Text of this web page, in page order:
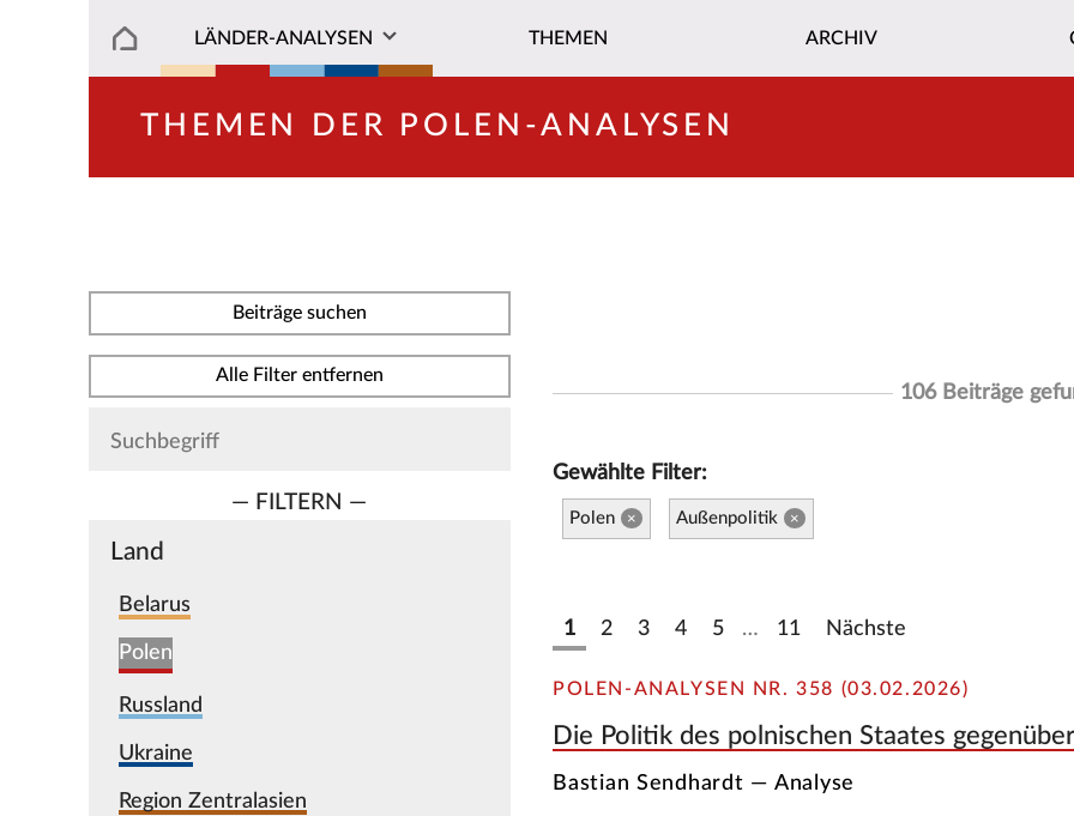
LÄNDER-ANALYSEN THEMEN ARCHIV
THEMEN DER POLEN-ANALYSEN
Beiträge suchen
Alle Filter entfernen
— FILTERN —
Land
Belarus
Polen
Russland
Ukraine
Region Zentralasien
106 Beiträge
Gewählte Filter:
Polen × Außenpolitik ×
1 2 3 4 5 … 11 Nächste
POLEN-ANALYSEN NR. 358 (03.02.2026)
Die Politik des polnischen Staates
Bastian Sendhardt — Analyse